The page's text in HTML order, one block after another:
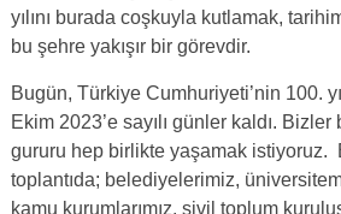
yılını burada coşkuyla kutlamak,
bu şehre yakışır bir görevdir.
Bugün, Türkiye Cumhuriyeti’nin 100.
Ekim 2023’e sayılı günler kaldı.
gururu hep birlikte yaşamak istiyoruz.
toplantıda; belediyelerimiz,
kamu kurumlarımız, sivil toplum